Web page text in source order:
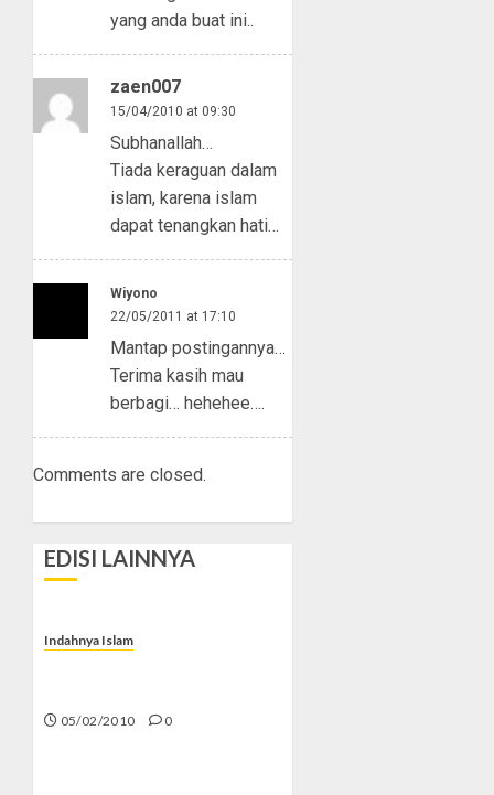
yang anda buat ini..
zaen007
15/04/2010 at 09:30
Subhanallah…
Tiada keraguan dalam
islam, karena islam
dapat tenangkan hati…
Wiyono
22/05/2011 at 17:10
Mantap postingannya…
Terima kasih mau
berbagi… hehehee….
Comments are closed.
EDISI LAINNYA
Indahnya Islam
05/02/2010 0